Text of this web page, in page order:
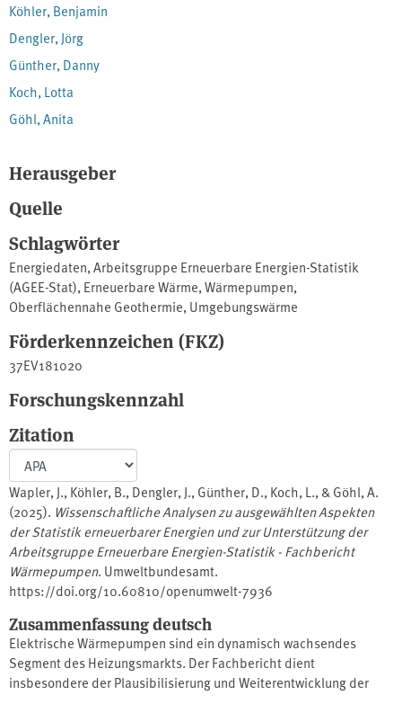
Köhler, Benjamin
Dengler, Jörg
Günther, Danny
Koch, Lotta
Göhl, Anita
Herausgeber
Quelle
Schlagwörter
Energiedaten,Arbeitsgruppe Erneuerbare Energien-Statistik
(AGEE-Stat),Erneuerbare Wärme,Wärmepumpen,
Oberflächennahe Geothermie,Umgebungswärme
Förderkennzeichen (FKZ)
37EV181020
Forschungskennzahl
Zitation
Wapler, J., Köhler, B., Dengler, J., Günther, D., Koch, L., & Göhl, A.
(2025). Wissenschaftliche Analysen zu ausgewählten Aspekten
der Statistik erneuerbarer Energien und zur Unterstützung der
Arbeitsgruppe Erneuerbare Energien-Statistik - Fachbericht
Wärmepumpen. Umweltbundesamt.
https://doi.org/10.60810/openumwelt-7936
Zusammenfassung deutsch
Elektrische Wärmepumpen sind ein dynamisch wachsendes
Segment des Heizungsmarkts. Der Fachbericht dient
insbesondere der Plausibilisierung und Weiterentwicklung der